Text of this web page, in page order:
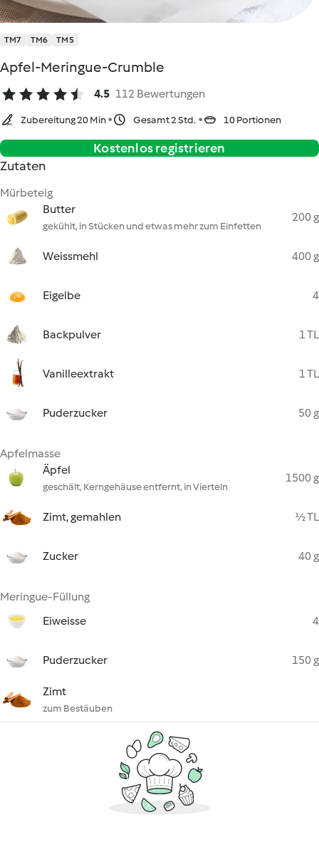
TM7 TM6 TM5
Apfel-Meringue-Crumble
4.5 112 Bewertungen
Zubereitung 20 Min Gesamt 2 Std. 10 Portionen
Kostenlos registrieren
Zutaten
Mürbeteig
Butter
gekühlt, in Stücken und etwas mehr zum Einfetten
200 g
Weissmehl 400 g
Eigelbe 4
Backpulver 1 TL
Vanilleextrakt 1 TL
Puderzucker 50 g
Apfelmasse
Äpfel
geschält, Kerngehäuse entfernt, in Vierteln
1500 g
Zimt, gemahlen ½ TL
Zucker 40 g
Meringue-Füllung
Eiweisse
4
Puderzucker 150 g
Zimt
zum Bestäuben